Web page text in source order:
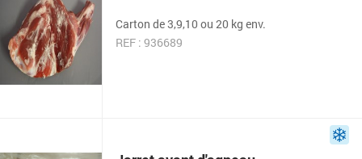
Carton de 3,9,10 ou 20 kg env.
REF : 936689